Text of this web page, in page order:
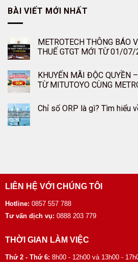
BÀI VIẾT MỚI NHẤT
METROTECH THÔNG BÁO
THUẾ GTGT MỚI TỪ 01/
KHUYẾN MÃI ĐỘC QUYỀN
TỪ MITUTOYO CÙNG
Chỉ số ORP là gì? Tìm hiểu
LIÊN HỆ VỚI CHÚNG TÔI
Hotline: 0857 557 788
Tư vấn dịch vụ: 0888 203 779
THỜI GIAN LÀM VIỆC
Thứ 2 - Thứ 6: 8h00 - 12h00 và 13h00 -